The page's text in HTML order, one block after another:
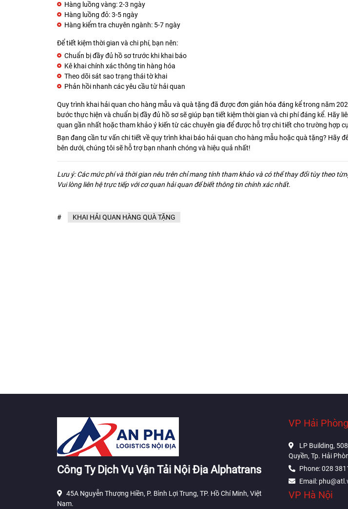
Hàng luồng vàng: 2-3 ngày
Hàng luồng đỏ: 3-5 ngày
Hàng kiểm tra chuyên ngành: 5-7 ngày
Để tiết kiệm thời gian và chi phí, bạn nên:
Chuẩn bị đầy đủ hồ sơ trước khi khai báo
Kê khai chính xác thông tin hàng hóa
Theo dõi sát sao trạng thái tờ khai
Phản hồi nhanh các yêu cầu từ hải quan
Quy trình khai hải quan cho hàng mẫu và quà tặng đã được đơn giản hóa đáng kể trong năm
bước thực hiện và chuẩn bị đầy đủ hồ sơ sẽ giúp bạn tiết kiệm thời gian và chi phí đáng kể. Hãy
quan gần nhất hoặc tham khảo ý kiến từ các chuyên gia để được hỗ trợ chi tiết cho trường hợp
Bạn đang cần tư vấn chi tiết về quy trình khai báo hải quan cho hàng mẫu hoặc quà tặng? Hãy
bên dưới, chúng tôi sẽ hỗ trợ bạn nhanh chóng và hiệu quả nhất!
Lưu ý: Các mức phí và thời gian nêu trên chỉ mang tính tham khảo và có thể thay đổi tùy theo
Vui lòng liên hệ trực tiếp với cơ quan hải quan để biết thông tin chính xác nhất.
# KHAI HẢI QUAN HÀNG QUÀ TẶNG
Công Ty Dịch Vụ Vận Tải Nội Địa Alphatrans
45A Nguyễn Thượng Hiền, P. Bình Lợi Trung, TP. Hồ Chí Minh, Việt
Nam.
VP Hải Phòng
LP Building,
Quyền, Tp. Hải
Phone: 028
Email:
VP Hà Nội